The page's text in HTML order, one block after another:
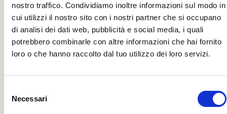
nostro traffico. Condividiamo inoltre informazioni sul modo in
cui utilizzi il nostro sito con i nostri partner che si occupano
di analisi dei dati web, pubblicità e social media, i quali
potrebbero combinarle con altre informazioni che hai fornito
loro o che hanno raccolto dal tuo utilizzo dei loro servizi.
delNecessari
cast incredibile, della bellissima scrittura
degli sceneggiatori e del lavoro impeccabile
della distribuzione di 01. Un grazie di cuore
va anche al pubblico che ha accolto questo
film con entusiasmo e calore rendendo